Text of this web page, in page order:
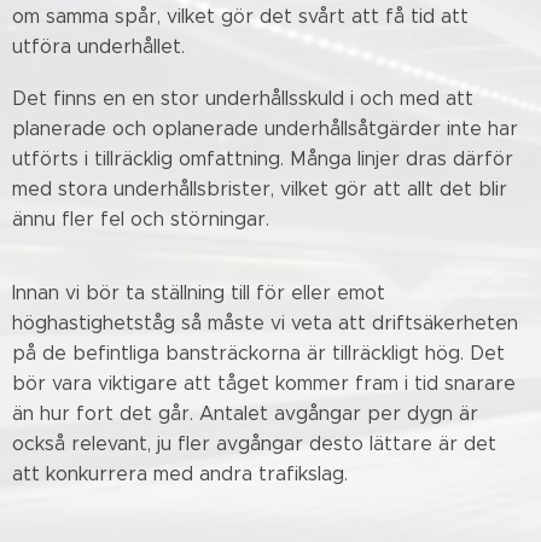
om samma spår, vilket gör det svårt att få tid att
utföra underhållet.
Det finns en en stor underhållsskuld i och med att
planerade och oplanerade underhållsåtgärder inte har
utförts i tillräcklig omfattning. Många linjer dras därför
med stora underhållsbrister, vilket gör att allt det blir
ännu fler fel och störningar.
Innan vi bör ta ställning till för eller emot
höghastighetståg så måste vi veta att driftsäkerheten
på de befintliga bansträckorna är tillräckligt hög. Det
bör vara viktigare att tåget kommer fram i tid snarare
än hur fort det går. Antalet avgångar per dygn är
också relevant, ju fler avgångar desto lättare är det
att konkurrera med andra trafikslag.